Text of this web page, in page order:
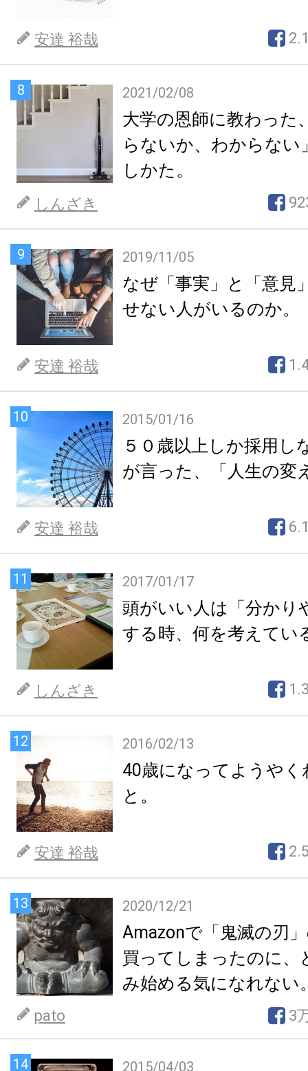
安達 裕哉
8 2021/02/08
大学の恩師に教わった
らないか、わからない
しかた。
しんざき
9 2019/11/05
なぜ「事実」と「意見
せない人がいるのか。
安達 裕哉
10 2015/01/16
５０歳以上しか採用し
が言った、「人生の変
安達 裕哉
11 2017/01/17
頭がいい人は「分かり
する時、何を考えてい
しんざき
12 2016/02/13
40歳になってようや
と。
安達 裕哉
13 2020/12/21
Amazonで「鬼滅の刃
買ってしまったのに、
み始める気になれない
pato 3
14 2015/04/03